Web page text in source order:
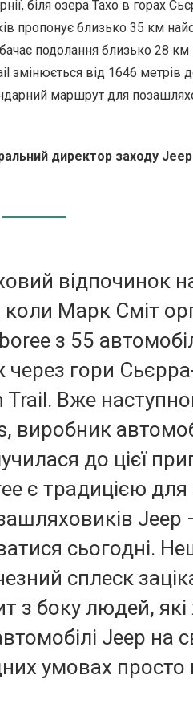
біля озера Тахо в горах
пропонує близько 35 км
подолання близько 28 км
змінюється від 1646 метрів
маршрут для
директор заходу
відпочинок
Марк Сміт
з 55
через гори
Вже
виробник
до цієї
є традицією
Jeep
сьогодні.
сплеск
з боку людей, які
Jeep на
умовах просто